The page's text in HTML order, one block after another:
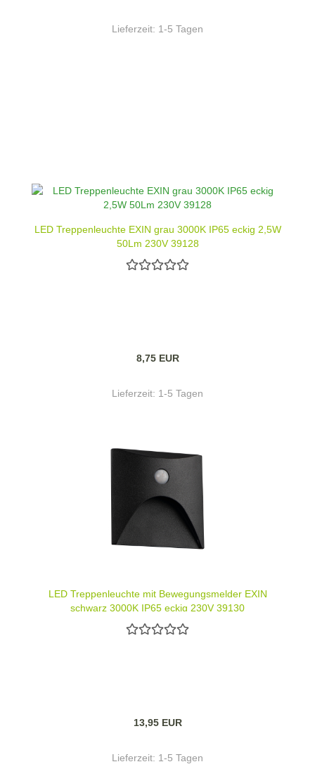
Lieferzeit: 1-5 Tagen
LED Treppenleuchte EXIN grau 3000K IP65 eckig 2,5W
50Lm 230V 39128
8,75 EUR
Lieferzeit: 1-5 Tagen
LED Treppenleuchte mit Bewegungsmelder EXIN
schwarz 3000K IP65 eckig 230V 39130
13,95 EUR
Lieferzeit: 1-5 Tagen